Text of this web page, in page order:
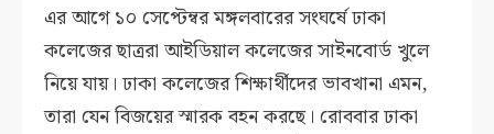
এর আগে ১০ সেপ্টেম্বর মঙ্গলবারের সংঘর্ষে ঢাকা
কলেজের ছাত্ররা আইডিয়াল কলেজের সাইনবোর্ড খুলে
নিয়ে যায়। ঢাকা কলেজের শিক্ষার্থীদের ভাবখানা এমন,
তারা যেন বিজয়ের স্মারক বহন করছে। রোববার ঢাকা